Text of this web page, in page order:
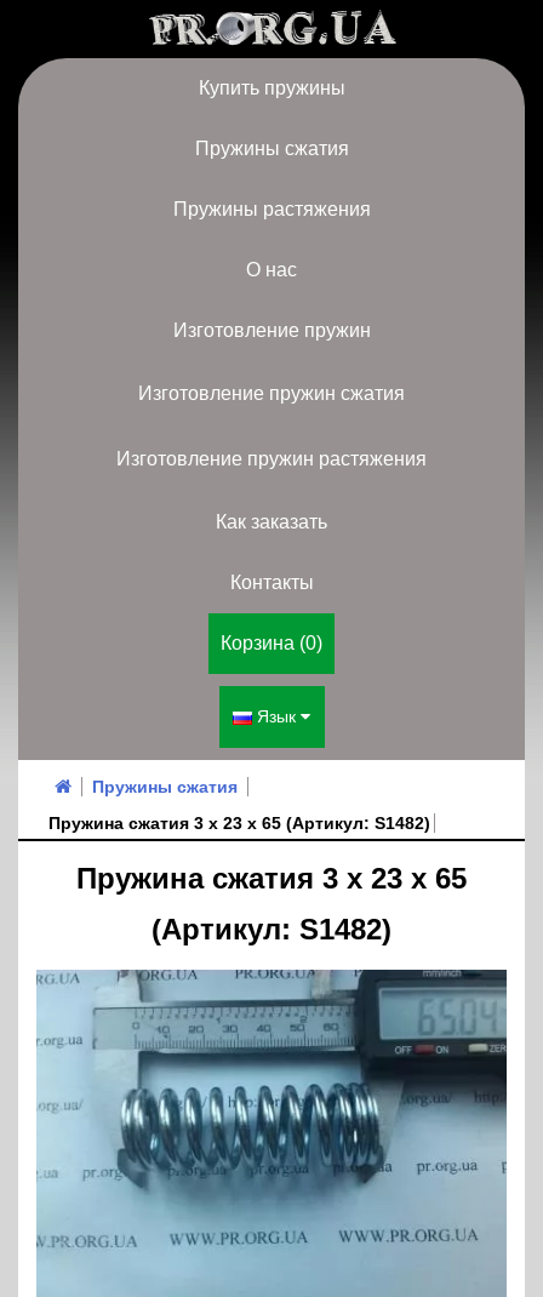
Купить пружины
Пружины сжатия
Пружины растяжения
О нас
Изготовление пружин
Изготовление пружин сжатия
Изготовление пружин растяжения
Как заказать
Контакты
Корзина (0)
Язык
Пружины сжатия
Пружина сжатия 3 х 23 х 65 (Артикул: S1482)
Пружина сжатия 3 х 23 х 65
(Артикул: S1482)